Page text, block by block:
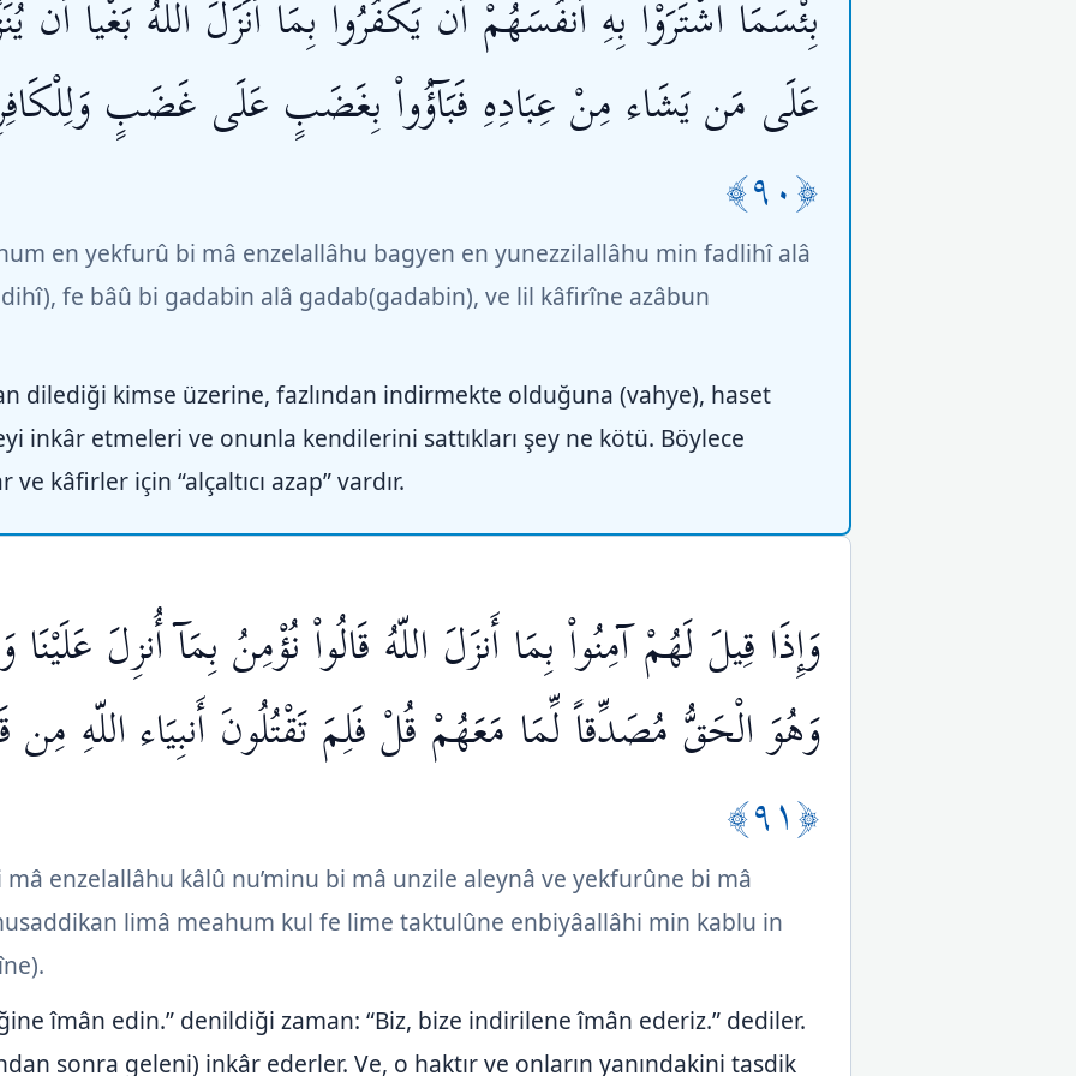
بِئْسَمَا اشْتَرَوْاْ بِهِ أَنفُسَهُمْ أَن يَكْفُرُواْ بِمَا أنَزَلَ اللّهُ بَغْياً أَن
عَلَى مَن يَشَاء مِنْ عِبَادِهِ فَبَآؤُواْ بِغَضَبٍ عَلَى غَضَبٍ
﴿٩٠﴾
en yekfurû bi mâ enzelallâhu bagyen en yunezzilallâhu min fadlihî alâ
fe bâû bi gadabin alâ gadab(gadabin), ve lil kâfirîne azâbun
dilediği kimse üzerine, fazlından indirmekte olduğuna (vahye), haset
inkâr etmeleri ve onunla kendilerini sattıkları şey ne kötü. Böylece
kâfirler için “alçaltıcı azap” vardır.
وَإِذَا قِيلَ لَهُمْ آمِنُواْ بِمَا أَنزَلَ اللّهُ قَالُواْ نُؤْمِنُ بِمَآ أُنزِلَ
وَهُوَ الْحَقُّ مُصَدِّقاً لِّمَا مَعَهُمْ قُلْ فَلِمَ تَقْتُلُونَ أَنبِيَاء اللّهِ
﴿٩١﴾
enzelallâhu kâlû nu’minu bi mâ unzile aleynâ ve yekfurûne bi mâ
limâ meahum kul fe lime taktulûne enbiyâallâhi min kablu in
îmân edin.” denildiği zaman: “Biz, bize indirilene îmân ederiz.” dediler.
sonra geleni) inkâr ederler. Ve, o haktır ve onların yanındakini tasdik